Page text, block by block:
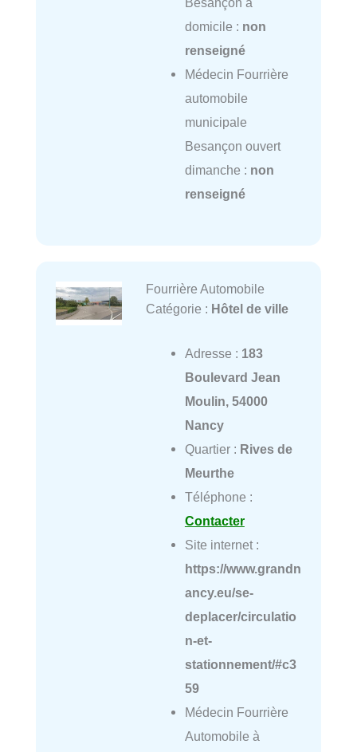
domicile : non
renseigné
Médecin Fourrière
automobile
municipale
Besançon ouvert
dimanche : non
renseigné
Fourrière Automobile
Catégorie : Hôtel de ville
Adresse : 183
Boulevard Jean
Moulin, 54000
Nancy
Quartier : Rives de
Meurthe
Téléphone :
Contacter
Site internet :
https://www.grandn
ancy.eu/se-
deplacer/circulatio
n-et-
stationnement/#c3
59
Médecin Fourrière
Automobile à